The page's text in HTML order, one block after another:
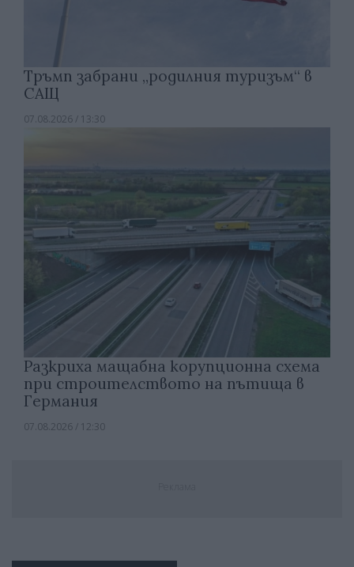
Тръмп забрани „родилния туризъм“ в
САЩ
07.08.2026 / 13:30
Разкриха мащабна корупционна схема
при строителството на пътища в
Германия
07.08.2026 / 12:30